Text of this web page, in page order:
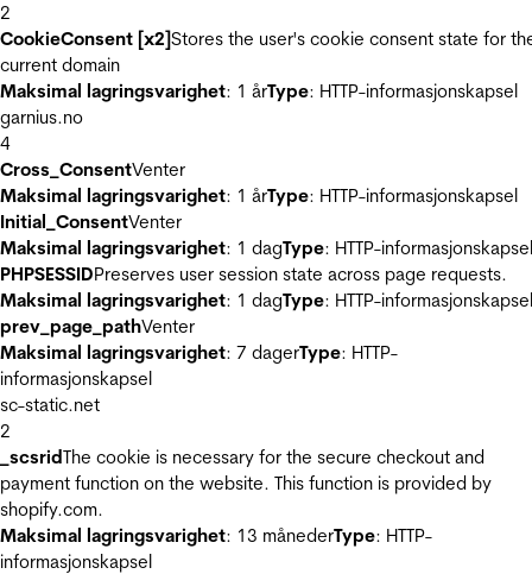
2
CookieConsent [x2]Stores the user's cookie consent state for
current domain
Maksimal lagringsvarighet: 1 årType: HTTP-informasjonskapsel
garnius.no
4
Cross_ConsentVenter
Maksimal lagringsvarighet: 1 årType: HTTP-informasjonskapsel
Initial_ConsentVenter
Maksimal lagringsvarighet: 1 dagType: HTTP-informasjonskapsel
PHPSESSIDPreserves user session state across page requests.
Maksimal lagringsvarighet: 1 dagType: HTTP-informasjonskapsel
prev_page_pathVenter
Maksimal lagringsvarighet: 7 dagerType: HTTP-
informasjonskapsel
sc-static.net
2
_scsridThe cookie is necessary for the secure checkout and
payment function on the website. This function is provided by
shopify.com.
Maksimal lagringsvarighet: 13 månederType: HTTP-
informasjonskapsel